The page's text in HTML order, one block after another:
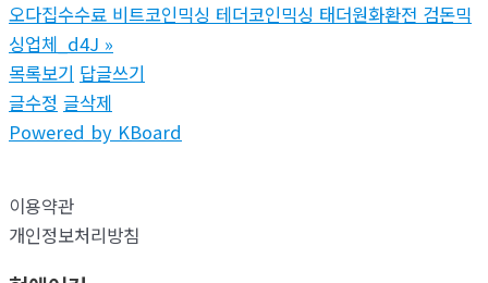
오다집수수료 비트코인믹싱 테더코인믹싱 태더원화환전 검돈믹
싱업체_d4J »
목록보기 답글쓰기
글수정 글삭제
Powered by KBoard
이용약관
개인정보처리방침